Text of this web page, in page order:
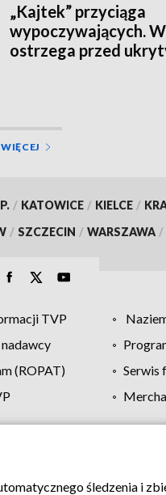
„Kajtek” przyciąga
wypoczywających.
ostrzega przed
/ KATOWICE / KIELCE /
/ SZCZECIN / WARSZAWA /
TVP
(ROPAT)
Serwis
zgody Pomoc Biuro
śledzenia i